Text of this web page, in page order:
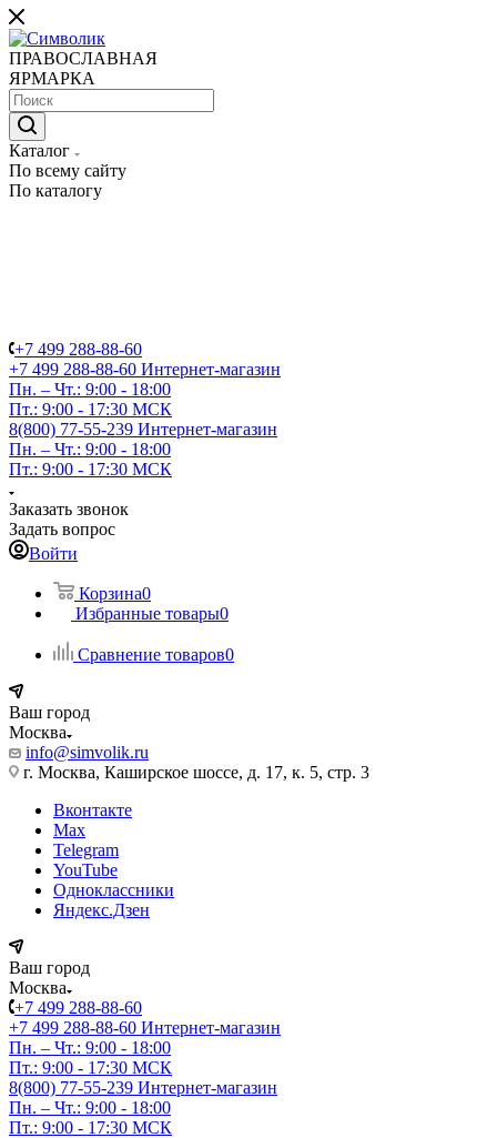
ПРАВОСЛАВНАЯ
ЯРМАРКА
Каталог
По всему сайту
По каталогу
+7 499 288-88-60
+7 499 288-88-60 Интернет-магазин
Пн. – Чт.: 9:00 - 18:00
Пт.: 9:00 - 17:30 МСК
8(800) 77-55-239 Интернет-магазин
Пн. – Чт.: 9:00 - 18:00
Пт.: 9:00 - 17:30 МСК
Заказать звонок
Задать вопрос
Войти
Корзина0
Избранные товары0
Сравнение товаров0
Ваш город
Москва
info@simvolik.ru
г. Москва, Каширское шоссе, д. 17, к. 5, стр. 3
Вконтакте
Max
Telegram
YouTube
Одноклассники
Яндекс.Дзен
Ваш город
Москва
+7 499 288-88-60
+7 499 288-88-60 Интернет-магазин
Пн. – Чт.: 9:00 - 18:00
Пт.: 9:00 - 17:30 МСК
8(800) 77-55-239 Интернет-магазин
Пн. – Чт.: 9:00 - 18:00
Пт.: 9:00 - 17:30 МСК